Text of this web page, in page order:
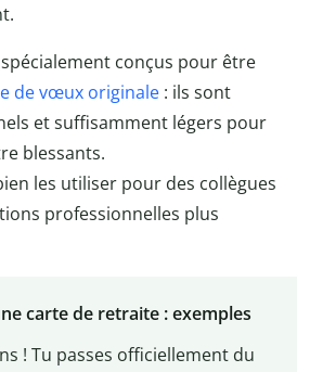
conçus pour être
de vœux originale : ils sont
et suffisamment légers pour
blessants.
les utiliser pour des collègues
professionnelles plus
carte de retraite : exemples
! Tu passes officiellement du